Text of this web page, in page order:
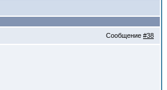
Сообщение #38